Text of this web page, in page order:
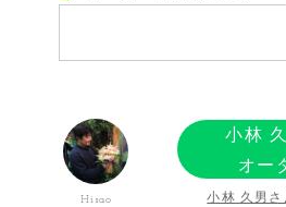
Hisao
小林
オー
小林 久男さ